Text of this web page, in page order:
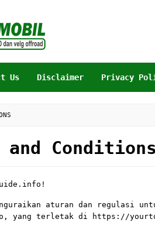
Us Disclaimer Privacy
and Conditions
aturan dan regulasi
yang terletak di https://